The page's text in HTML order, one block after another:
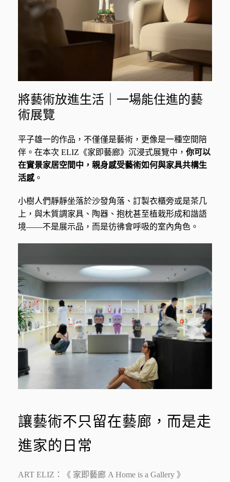
將藝術放進生活｜一場能住進的藝
術展覽
平子雄一的作品，不僅僅是藝術，更像是一種空間陪
伴。在本次 ELIZ《家即藝廊》沉浸式展覽中， 你可以
在實景家居空間中，親身感受藝術如何與家具共構生
活感。
小樹人們靜靜坐落於沙發角落、訂製衣櫃旁或是茶几
上，與木質調家具、陶器、抱枕甚至植栽形成和諧語
境——不是展示品，而是彷彿會呼吸的室內角色。
讓藝術不只留在藝廊，而是走
進家的日常
ART ELIZ：《 家即藝廊 A Home is a Gallery 》